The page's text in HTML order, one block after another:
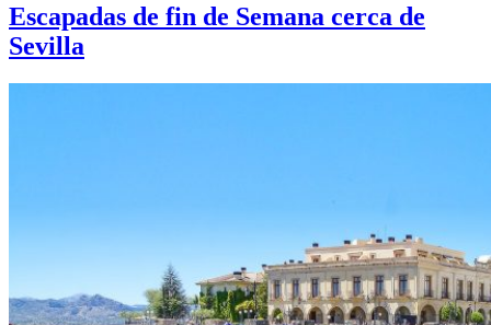
Escapadas de fin de Semana cerca de
Sevilla